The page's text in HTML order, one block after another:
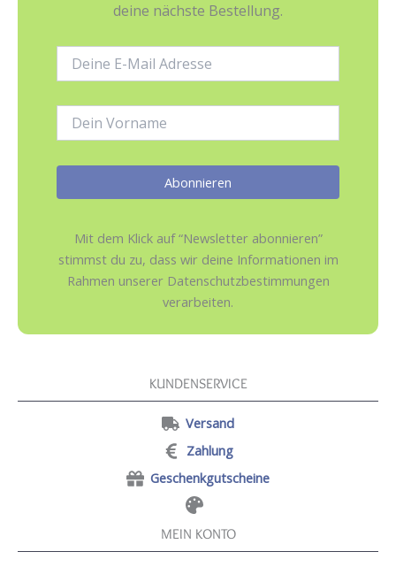
deine nächste Bestellung.
Mail-
Mit dem Klick auf “Newsletter abonnieren”
stimmst du zu, dass wir deine Informationen im
Rahmen unserer Datenschutzbestimmungen
verarbeiten.
KUNDENSERVICE
Versand
Zahlung
Geschenkgutscheine
MEIN KONTO